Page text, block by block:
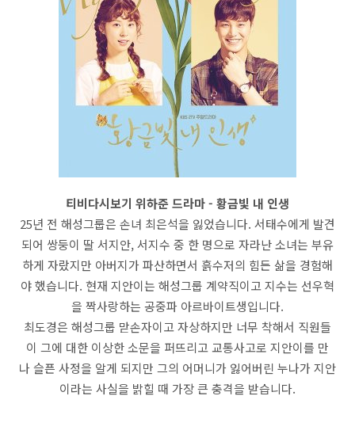
티비다시보기 위하준 드라마 - 황금빛 내 인생
25년 전 해성그룹은 손녀 최은석을 잃었습니다. 서태수에게 발견
되어 쌍둥이 딸 서지안, 서지수 중 한 명으로 자라난 소녀는 부유
하게 자랐지만 아버지가 파산하면서 흙수저의 힘든 삶을 경험해
야 했습니다. 현재 지안이는 해성그룹 계약직이고 지수는 선우혁
을 짝사랑하는 공중파 아르바이트생입니다.
최도경은 해성그룹 맏손자이고 자상하지만 너무 착해서 직원들
이 그에 대한 이상한 소문을 퍼뜨리고 교통사고로 지안이를 만
나 슬픈 사정을 알게 되지만 그의 어머니가 잃어버린 누나가 지안
이라는 사실을 밝힐 때 가장 큰 충격을 받습니다.